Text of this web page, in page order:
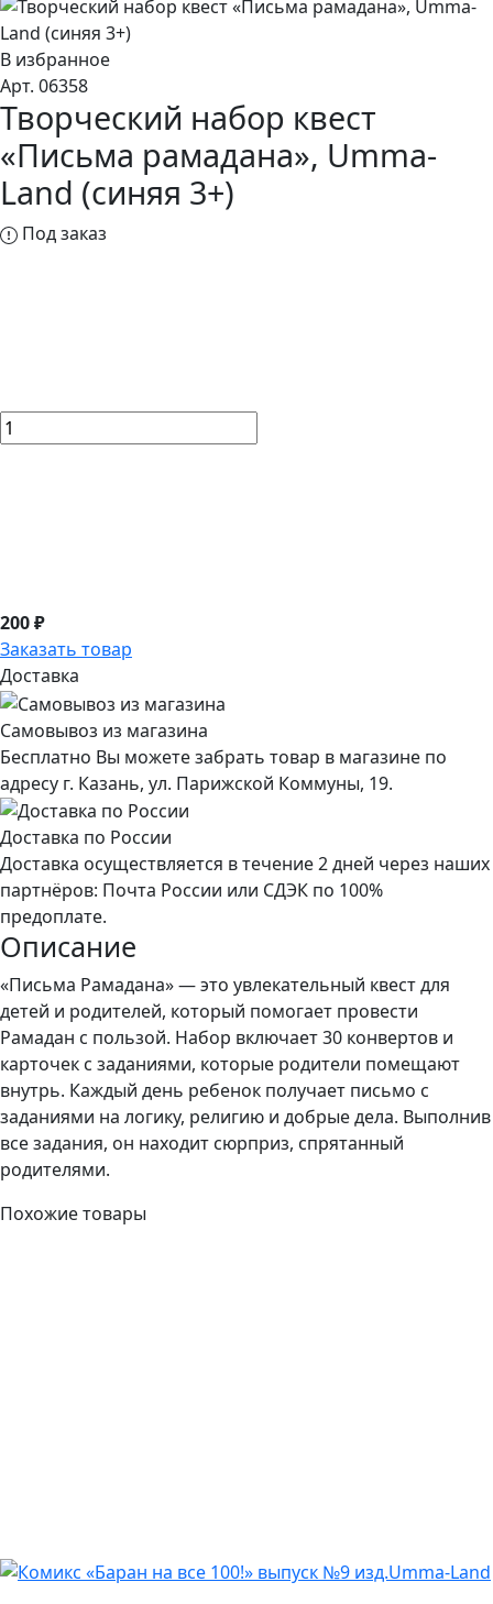
В избранное
Арт. 06358
Творческий набор квест
«Письма рамадана», Umma-
Land (синяя 3+)
Под заказ
200 ₽
Заказать товар
Доставка
Самовывоз из магазина
Бесплатно Вы можете забрать товар в магазине по
адресу г. Казань, ул. Парижской Коммуны, 19.
Доставка по России
Доставка осуществляется в течение 2 дней через наших
партнёров: Почта России или СДЭК по 100%
предоплате.
Описание
«Письма Рамадана» — это увлекательный квест для
детей и родителей, который помогает провести
Рамадан с пользой. Набор включает 30 конвертов и
карточек с заданиями, которые родители помещают
внутрь. Каждый день ребенок получает письмо с
заданиями на логику, религию и добрые дела. Выполнив
все задания, он находит сюрприз, спрятанный
родителями.
Похожие товары